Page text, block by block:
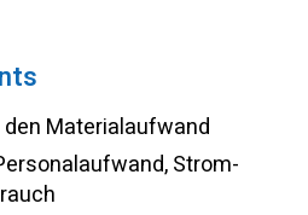
Materialaufwand
Strom-